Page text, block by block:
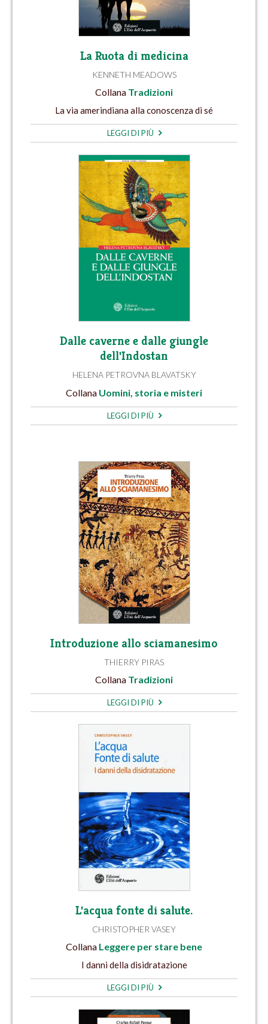
La Ruota di medicina
KENNETH MEADOWS
Collana Tradizioni
La via amerindiana alla conoscenza di sé
LEGGI DI PIÙ
Dalle caverne e dalle giungle
dell'Indostan
HELENA PETROVNA BLAVATSKY
Collana Uomini, storia e misteri
LEGGI DI PIÙ
Introduzione allo sciamanesimo
THIERRY PIRAS
Collana Tradizioni
LEGGI DI PIÙ
L'acqua fonte di salute.
CHRISTOPHER VASEY
Collana Leggere per stare bene
I danni della disidratazione
LEGGI DI PIÙ